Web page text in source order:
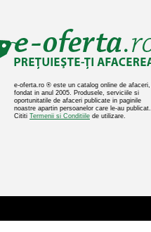
e-oferta.ro ® este un catalog online de afaceri,
fondat in anul 2005. Produsele, serviciile si
oportunitatile de afaceri publicate in paginile
noastre apartin persoanelor care le-au publicat.
Cititi Termenii si Conditiile de utilizare.